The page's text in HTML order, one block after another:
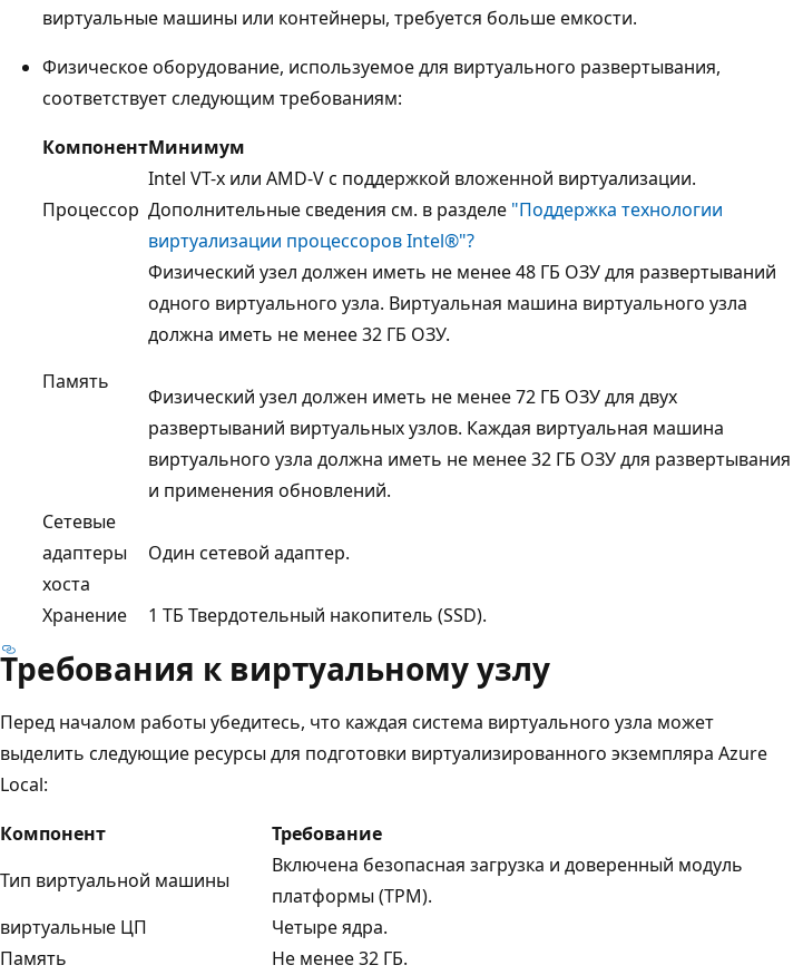
виртуальные машины или контейнеры, требуется больше емкости.
Физическое оборудование, используемое для виртуального развертывания,
соответствует следующим требованиям:
КомпонентМинимум
Процессор
Intel VT-x или AMD-V с поддержкой вложенной виртуализации.
Дополнительные сведения см. в разделе "Поддержка технологии
виртуализации процессоров Intel®"?
Память
Физический узел должен иметь не менее 48 ГБ ОЗУ для развертываний
одного виртуального узла. Виртуальная машина виртуального узла
должна иметь не менее 32 ГБ ОЗУ.
Физический узел должен иметь не менее 72 ГБ ОЗУ для двух
развертываний виртуальных узлов. Каждая виртуальная машина
виртуального узла должна иметь не менее 32 ГБ ОЗУ для развертывания
и применения обновлений.
Сетевые
адаптеры
хоста
Один сетевой адаптер.
Хранение 1 ТБ Твердотельный накопитель (SSD).
Требования к виртуальному узлу
Перед началом работы убедитесь, что каждая система виртуального узла может
выделить следующие ресурсы для подготовки виртуализированного экземпляра Azure
Local:
Компонент
Требование
Тип виртуальной машины
Включена безопасная загрузка и доверенный модуль
платформы (TPM).
виртуальные ЦП
Четыре ядра.
Память
Не менее 32 ГБ.